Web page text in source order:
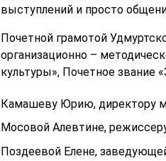
выступлений и просто
Почетной грамотой
организационно –
культуры», Почетное звание
Камашеву Юрию, директору
Мосовой Алевтине,
Поздеевой Елене,